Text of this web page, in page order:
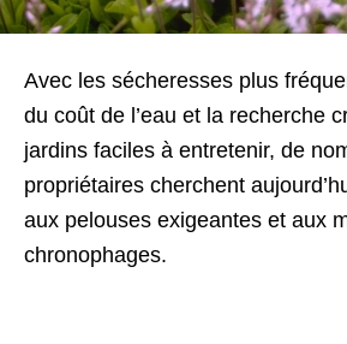
Avec les sécheresses plus
du coût de l’eau et la recherche
jardins faciles à entretenir, de
propriétaires cherchent
aux pelouses exigeantes et aux
chronophages.